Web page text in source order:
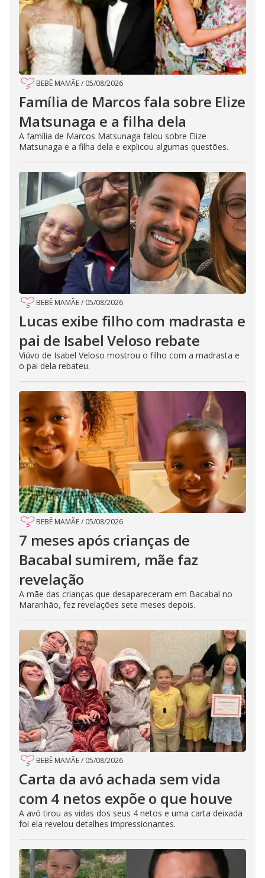
BEBÊ MAMÃE/ 05/08/2026
Família de Marcos fala sobre Elize
Matsunaga e a filha dela
A família de Marcos Matsunaga falou sobre Elize
Matsunaga e a filha dela e explicou algumas questões.
BEBÊ MAMÃE/ 05/08/2026
Lucas exibe filho com madrasta e
pai de Isabel Veloso rebate
Viúvo de Isabel Veloso mostrou o filho com a madrasta e
o pai dela rebateu.
BEBÊ MAMÃE/ 05/08/2026
7 meses após crianças de
Bacabal sumirem, mãe faz
revelação
A mãe das crianças que desapareceram em Bacabal no
Maranhão, fez revelações sete meses depois.
BEBÊ MAMÃE/ 05/08/2026
Carta da avó achada sem vida
com 4 netos expõe o que houve
A avó tirou as vidas dos seus 4 netos e uma carta deixada
foi ela revelou detalhes impressionantes.